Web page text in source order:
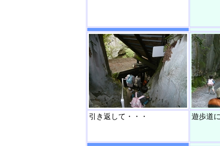
引き返して・・・ 遊歩道